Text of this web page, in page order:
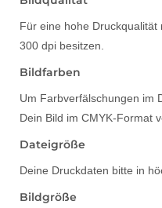
Für eine hohe Druckqualität
300 dpi besitzen.
Bildfarben
Um Farbverfälschungen im
Dein Bild im CMYK-Format
Dateigröße
Deine Druckdaten bitte in
Bildgröße